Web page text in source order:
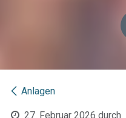
Anlagen
27. Februar 2026 durch